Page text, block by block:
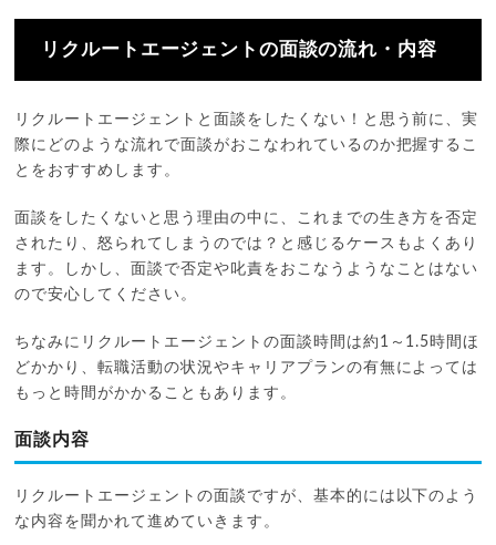
リクルートエージェントの面談の流れ・内容
リクルートエージェントと面談をしたくない！と思う前に、実
際にどのような流れで面談がおこなわれているのか把握するこ
とをおすすめします。
面談をしたくないと思う理由の中に、これまでの生き方を否定
されたり、怒られてしまうのでは？と感じるケースもよくあり
ます。しかし、面談で否定や叱責をおこなうようなことはない
ので安心してください。
ちなみにリクルートエージェントの面談時間は約1～1.5時間ほ
どかかり、転職活動の状況やキャリアプランの有無によっては
もっと時間がかかることもあります。
面談内容
リクルートエージェントの面談ですが、基本的には以下のよう
な内容を聞かれて進めていきます。